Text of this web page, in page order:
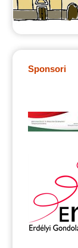
Sponsori